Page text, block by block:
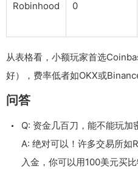
Robinhood 0
从表格看，小额玩家首选
好），费率低者如OKX或
问答
Q: 资金几百刀，能不能玩加
A: 绝对可以！许多交易所
入金，你可以用100美元买